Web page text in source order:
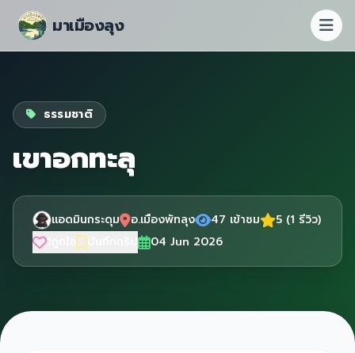
มาเมืองลุง
ธรรมชาติ
เขาอกทะลุ
แอดมินกระดุม อ.เมืองพัทลุง 47 เข้าชม
5 (1 รีวิว)
04 Jun 2026